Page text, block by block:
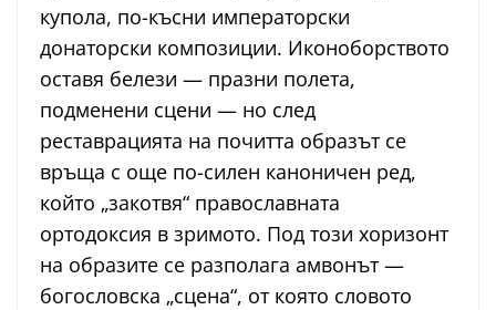
купола, по-късни императорски
донаторски композиции. Иконоборството
оставя белези — празни полета,
подменени сцени — но след
реставрацията на почитта образът се
връща с още по-силен каноничен ред,
който „закотвя“ православната
ортодоксия в зримото. Под този хоризонт
на образите се разполага амвонът —
богословска „сцена“, от която словото